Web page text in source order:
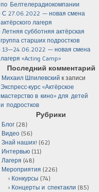
по Белтелерадиокомпании
С 27.06.2022 — новая смена
актёрского лагеря
Летняя субботняя актёрская
группа старших подростков
13—24.06.2022 — новая смена
лагеря «Acting Camp»
Последний комментарий
Михаил Шпилевский к записи
Экспресс-курс «Актёрское
мастерство в кино» для детей
и подростков
Рубрики
Блог (28)
Видео (56)
Знай наших! (62)
Интервью (11)
Лагеря (48)
Мероприятия (226)
Конкурсы (74)
Концерты и спектакли (85)